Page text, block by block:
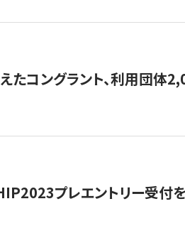
たコングラント、利用団体
プレエントリー受付を